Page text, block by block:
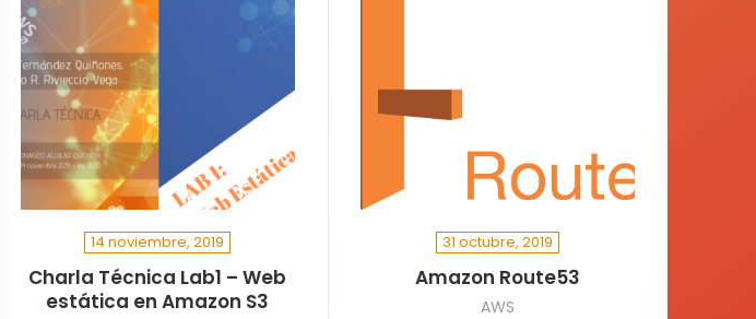
14 noviembre, 2019
Charla Técnica Lab1 – Web
estática en Amazon S3
31 octubre, 2019
Amazon Route53
AWS